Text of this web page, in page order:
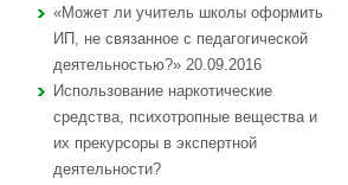
«Может ли учитель школы оформить
ИП, не связанное с педагогической
деятельностью?» 20.09.2016
Использование наркотические
средства, психотропные вещества и
их прекурсоры в экспертной
деятельности?